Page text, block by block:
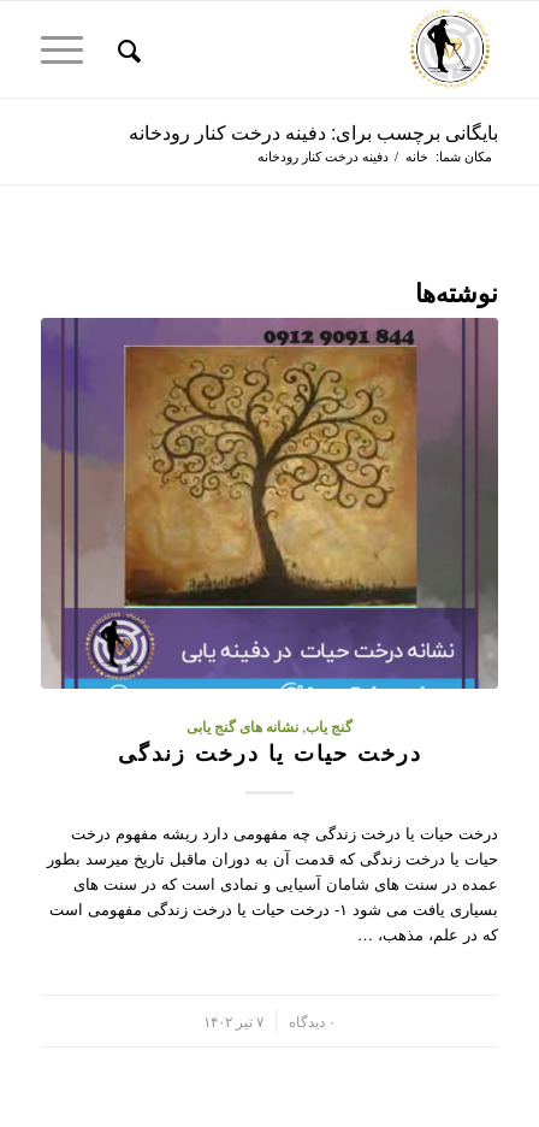
بایگانی برچسب برای: دفینه درخت کنار رودخانه
مکان شما: خانه / دفینه درخت کنار رودخانه
نوشته‌ها
گنج یاب,نشانه های گنج یابی
درخت حیات یا درخت زندگی
درخت حیات یا درخت زندگی چه مفهومی دارد ریشه مفهوم درخت
حیات یا درخت زندگی که قدمت آن به دوران ماقبل تاریخ میرسد بطور
عمده در سنت های شامان آسیایی و نمادی است که در سنت های
بسیاری یافت می شود ۱- درخت حیات یا درخت زندگی مفهومی است
که در علم، مذهب، …
۰ دیدگاه ۷ تیر ۱۴۰۲